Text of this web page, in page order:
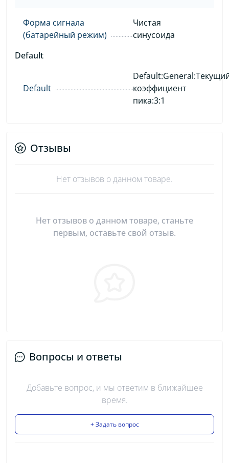
Форма сигнала
(батарейный режим)
Чистая
синусоида
Default
Default
коэффициент
пика:3:1
Отзывы
Нет отзывов о данном товаре.
Нет отзывов о данном товаре, станьте
первым, оставьте свой отзыв.
Вопросы и ответы
Добавьте вопрос, и мы ответим в ближайшее
время.
+ Задать вопрос